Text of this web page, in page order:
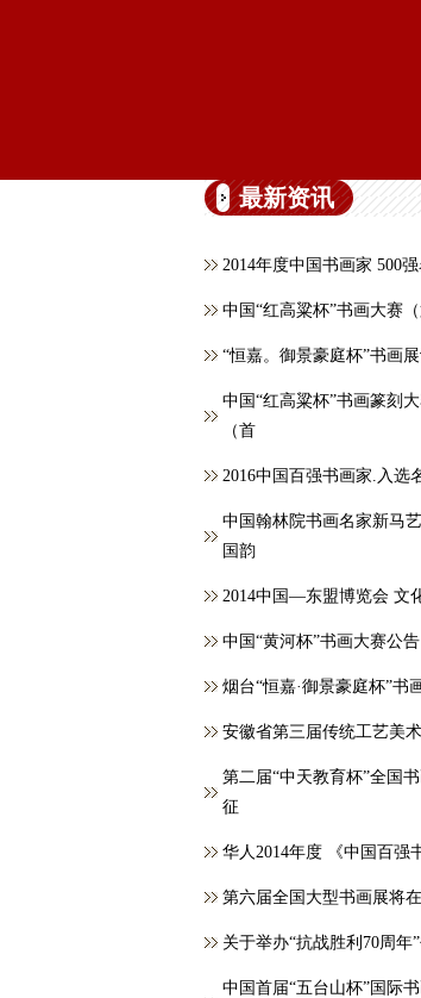
最新资讯
2014年度中国书画家 500
中国“红高粱杯”书画大赛
“恒嘉。御景豪庭杯”书画
中国“红高粱杯”书画篆刻
（首
2016中国百强书画家.入选
中国翰林院书画名家新马
国韵
2014中国—东盟博览会 文
中国“黄河杯”书画大赛公告
烟台“恒嘉·御景豪庭杯”书
安徽省第三届传统工艺美
第二届“中天教育杯”全国
征
华人2014年度 《中国百强
第六届全国大型书画展将
关于举办“抗战胜利70周年
中国首届“五台山杯”国际